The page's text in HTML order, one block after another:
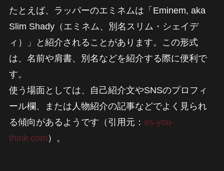
たとえば、ラッパーのエミネムは「Eminem, aka
Slim Shady（エミネム、別名スリム・シェイデ
ィ）」と紹介されることがあります。この形式
は、名前や肩書、別名などを紹介する際に便利で
す。
使う場面としては、自己紹介文やSNSのプロフィ
ール欄、または人物紹介の記事などでよく見られ
る傾向があるようです（引用元： as-you-
think.com ）。